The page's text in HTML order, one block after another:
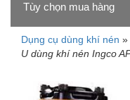
Tùy chọn mua hàng
Dụng cụ dùng khí nén »
U dùng khí nén Ingco